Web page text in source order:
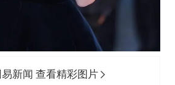
新闻 查看精彩图片